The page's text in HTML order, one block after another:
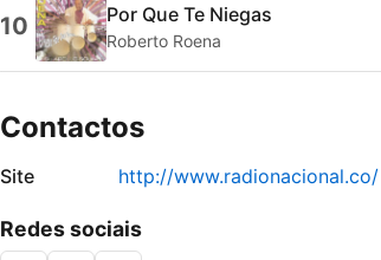
10 Por Que Te Niegas
Roberto Roena
Contactos
Site http://www.radionacional.co/
Redes sociais